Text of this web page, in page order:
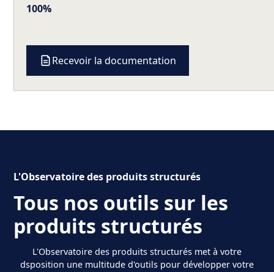
100%
Recevoir la documentation
L'Observatoire des produits structurés
Tous nos outils sur les
produits structurés
L'Observatoire des produits structurés met à votre
dsposition une multitude d'outils pour développer votre